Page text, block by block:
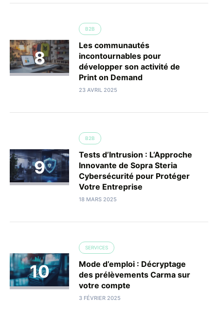
B2B
Les communautés
incontournables pour
développer son activité de
Print on Demand
23 AVRIL 2025
B2B
Tests d’Intrusion : L’Approche
Innovante de Sopra Steria
Cybersécurité pour Protéger
Votre Entreprise
18 MARS 2025
SERVICES
Mode d’emploi : Décryptage
des prélèvements Carma sur
votre compte
3 FÉVRIER 2025